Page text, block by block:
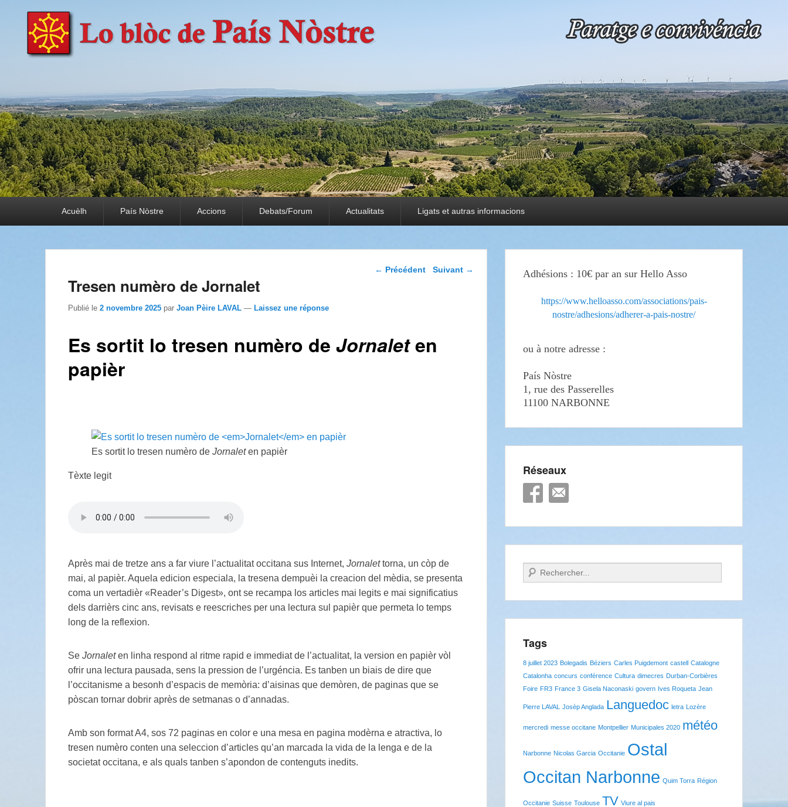
País Nòstre
Paratge e Convivència
Acuèlh País Nòstre Accions Debats/Forum Actualitats Ligats et autras informacions
Navigation dans les
← Précédent Suivant →
Tresen numèro de Jornalet
Publié le 2 novembre 2025 par Joan Pèire LAVAL — Laissez une réponse
Es sortit lo tresen numèro de Jornaleten
papièr
Es sortit lo tresen numèro de Jornaleten papièr
Tèxte legit
Après mai de tretze ans a far viure l’actualitat occitana sus Internet, Jornalettorna, un còp de
mai, al papièr. Aquela edicion especiala, la tresena dempuèi la creacion del mèdia, se presenta
coma un vertadièr «Reader’s Digest», ont se recampa los articles mai legits e mai significatius
dels darrièrs cinc ans, revisats e reescriches per una lectura sul papièr que permeta lo temps
long de la reflexion.
Se Jornaleten linha respond al ritme rapid e immediat de l’actualitat, la version en papièr vòl
ofrir una lectura pausada, sens la pression de l’urgéncia. Es tanben un biais de dire que
l’occitanisme a besonh d’espacis de memòria: d’aisinas que demòren, de paginas que se
pòscan tornar dobrir après de setmanas o d’annadas.
Amb son format A4, sos 72 paginas en color e una mesa en pagina modèrna e atractiva, lo
tresen numèro conten una seleccion d’articles qu’an marcada la vida de la lenga e de la
societat occitana, e als quals tanben s’apondon de contenguts inedits.
Adhésions : 10€ par an sur Hello Asso
https://www.helloasso.com/associations/pais-
nostre/adhesions/adherer-a-pais-nostre/
ou à notre adresse :
País Nòstre
1, rue des Passerelles
11100 NARBONNE
Réseaux
Recherche
Tags
8 juillet 2023 Bolegadis Béziers Carles Puigdemont castell Catalogne
Catalonha concurs conférence Cultura dimecres Durban-Corbières
Foire FR3 France 3 Gisela Naconaski govern Ives Roqueta Jean
Pierre LAVAL Josèp Anglada Languedoc letra Lozère
mercredi messe occitane Montpellier Municipales 2020 météo
Narbonne Nicolas Garcia Occitanie Ostal
Occitan Narbonne Quim Torra Région
Occitanie Suisse Toulouse TV Viure al pais